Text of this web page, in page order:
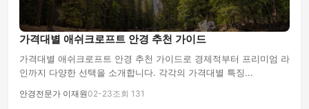
가격대별 애쉬크로프트 안경 추천 가이드
가격대별 애쉬크로프트 안경 추천 가이드로 경제적부터 프리미엄 라
인까지 다양한 선택을 소개합니다. 각각의 가격대별 특징...
안경전문가 이재원02-23조회 131